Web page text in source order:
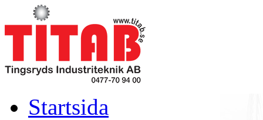
Startsida